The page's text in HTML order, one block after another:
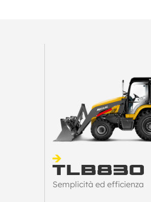
Semplicità ed efficienza